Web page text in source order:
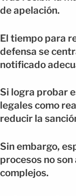
de apelación.
El tiempo para
defensa se
notificado
Si logra probar
legales como
reducir la
Sin embargo,
procesos no
complejos.